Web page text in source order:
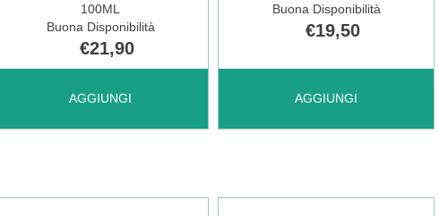
100ML
Buona Disponibilità
€21,90
AGGIUNGI
AGGIUNGI LICEKO
Buona Disponibilità
€19,50
AGGIUNGI
AGGIUNGI LOON